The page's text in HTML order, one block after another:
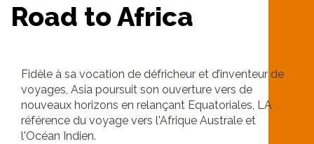
Road to Africa
Fidèle à sa vocation de défricheur et d’inventeur de
voyages, Asia poursuit son ouverture vers de
nouveaux horizons en relançant Equatoriales, LA
référence du voyage vers l'Afrique Australe et
l'Océan Indien.